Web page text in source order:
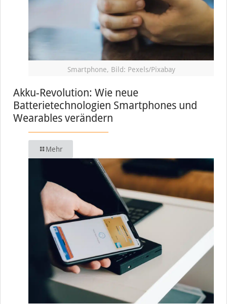
Smartphone, Bild: Pexels/Pixabay
Akku-Revolution: Wie neue
Batterietechnologien Smartphones und
Wearables verändern
Mehr